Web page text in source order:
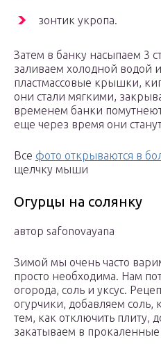
зонтик укропа.
Затем в банку насыпаем 3
заливаем холодной водой
пластмассовые крышки,
они стали мягкими,
временем банки
еще через время они
Все фото открываются в
щелчку мыши
Огурцы на солянку
автор safonovayana
Зимой мы очень часто
просто необходима. Нам
огорода, соль и уксус.
огурчики, добавляем
тем, как отключить плиту,
закатываем в